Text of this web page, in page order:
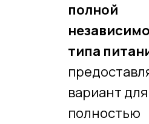
полной
типа
вариант для
полностью